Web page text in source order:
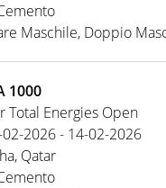
Maschile, Doppio
1000
Total Energies Open
02-2026 - 14-02-2026
Qatar